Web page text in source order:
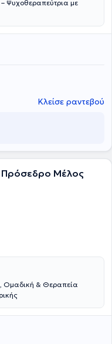
Κλείσε ραντεβού
Πρόσεδρο Μέλος
Ομαδική & Θεραπεία